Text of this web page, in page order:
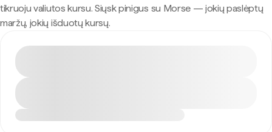
tikruoju valiutos kursu. Siųsk pinigus su Morse — jokių paslėptų
maržų, jokių išduotų kursų.